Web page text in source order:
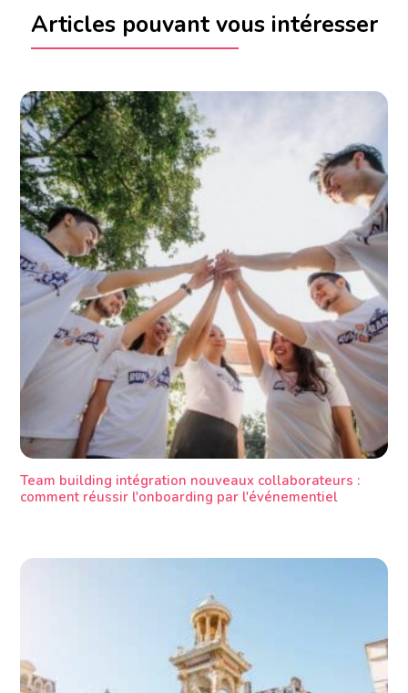
Articles pouvant vous intéresser
Team building intégration nouveaux collaborateurs :
comment réussir l'onboarding par l'événementiel